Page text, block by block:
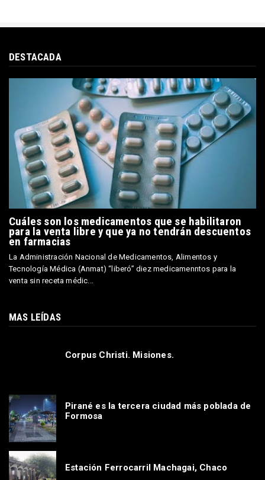
DESTACADA
Cuáles son los medicamentos que se habilitaron
para la venta libre y que ya no tendrán descuentos
en farmacias
La Administración Nacional de Medicamentos, Alimentos y
Tecnología Médica (Anmat) “liberó” diez medicamenntos para la
venta sin receta médic...
MAS LEÍDAS
Corpus Christi. Misiones.
Pirané es la tercera ciudad más poblada de
Formosa
Estación Ferrocarril Machagai, Chaco